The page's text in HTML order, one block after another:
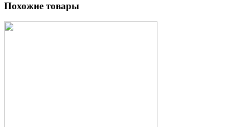
Похожие товары